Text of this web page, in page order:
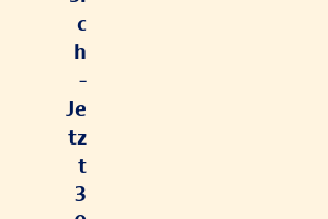
c
h
-
Je
tz
t
3